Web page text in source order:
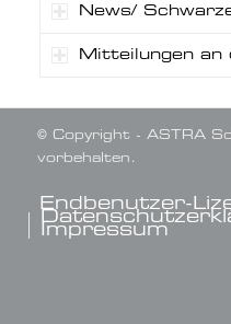
News/
Mitteilungen an
© Copyright - ASTRA
vorbehalten.
Endbenutzer-
Impressum